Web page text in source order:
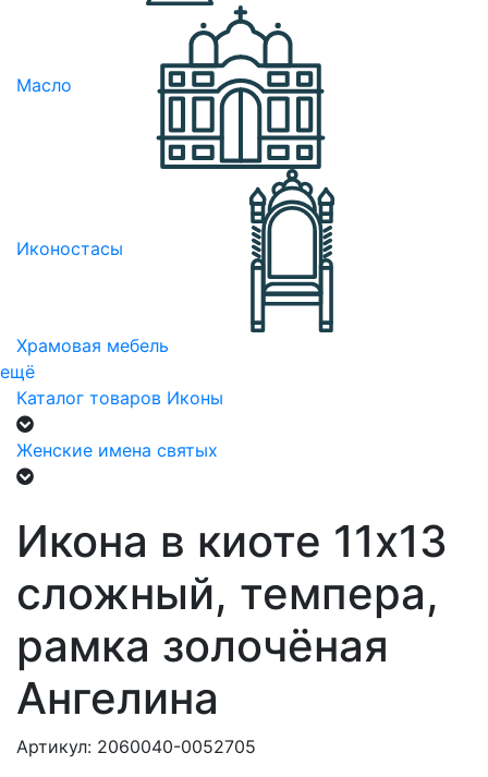
Масло
Иконостасы
Храмовая мебель
ещё
Каталог товаров Иконы
Женские имена святых
Икона в киоте 11х13
сложный, темпера,
рамка золочёная
Ангелина
Артикул: 2060040-0052705